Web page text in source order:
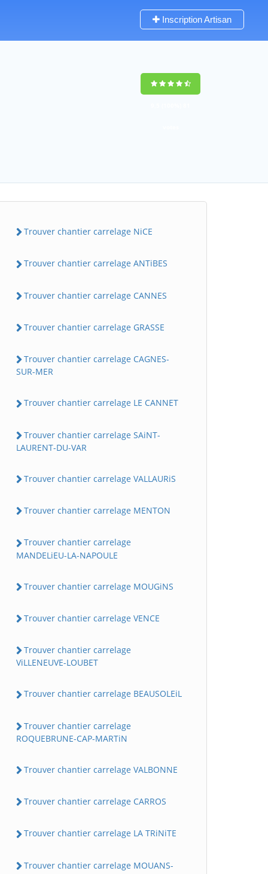
Inscription Artisan
Trouver chantier carrelage NiCE
Trouver chantier carrelage ANTiBES
Trouver chantier carrelage CANNES
Trouver chantier carrelage GRASSE
Trouver chantier carrelage CAGNES-
SUR-MER
Trouver chantier carrelage LE CANNET
Trouver chantier carrelage SAiNT-
LAURENT-DU-VAR
Trouver chantier carrelage VALLAURiS
Trouver chantier carrelage MENTON
Trouver chantier carrelage
MANDELiEU-LA-NAPOULE
Trouver chantier carrelage MOUGiNS
Trouver chantier carrelage VENCE
Trouver chantier carrelage
ViLLENEUVE-LOUBET
Trouver chantier carrelage BEAUSOLEiL
Trouver chantier carrelage
ROQUEBRUNE-CAP-MARTiN
Trouver chantier carrelage VALBONNE
Trouver chantier carrelage CARROS
Trouver chantier carrelage LA TRiNiTE
Trouver chantier carrelage MOUANS-